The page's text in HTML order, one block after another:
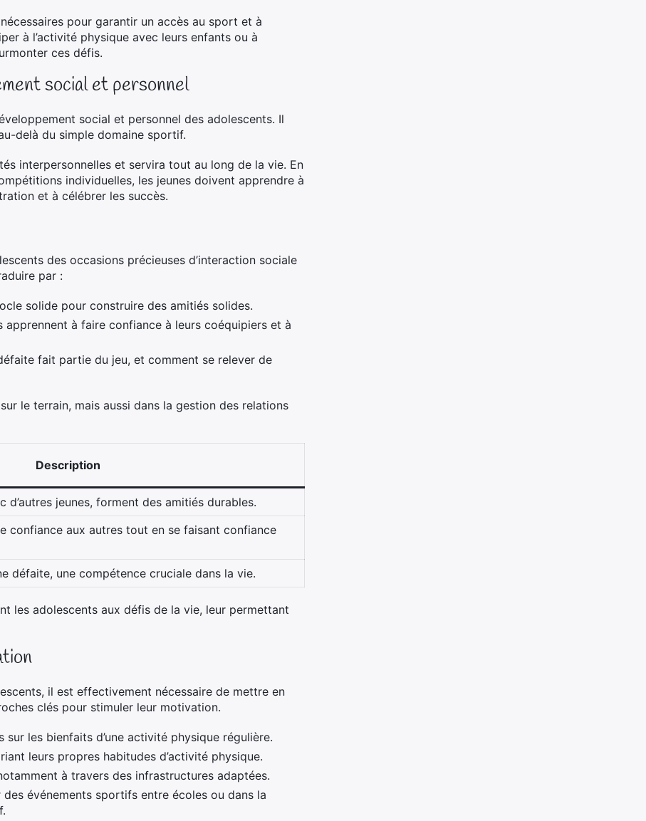
pour garantir un accès au sport et à
à l’activité physique avec leurs enfants ou à
ces défis.
social et personnel
social et personnel des adolescents. Il
delà du simple domaine sportif.
interpersonnelles et servira tout au long de la vie. En
individuelles, les jeunes doivent apprendre à
et à célébrer les succès.
des occasions précieuses d’interaction sociale
par :
solide pour construire des amitiés solides.
apprennent à faire confiance à leurs coéquipiers et à
fait partie du jeu, et comment se relever de
le terrain, mais aussi dans la gestion des relations
Description
jeunes, forment des amitiés durables.
confiance aux autres tout en se faisant confiance
défaite, une compétence cruciale dans la vie.
les adolescents aux défis de la vie, leur permettant
il est effectivement nécessaire de mettre en
clés pour stimuler leur motivation.
sur les bienfaits d’une activité physique régulière.
leurs propres habitudes d’activité physique.
à travers des infrastructures adaptées.
des événements sportifs entre écoles ou dans la